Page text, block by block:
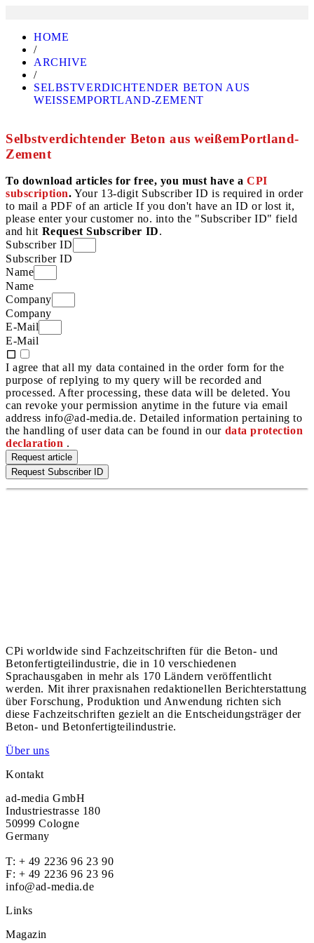
HOME
/
ARCHIVE
/
SELBSTVERDICHTENDER BETON AUS
WEISSEMPORTLAND-ZEMENT
Selbstverdichtender Beton aus weißemPortland-
Zement
To download articles for free, you must have aCPI
subscription. Your 13-digit Subscriber ID is required in order
to mail a PDF of an article If you don't have an ID or lost it,
please enter your customer no. into the "Subscriber ID" field
and hit Request Subscriber ID.
Subscriber ID
Subscriber ID
Name
Name
Company
Company
E-Mail
E-Mail
I agree that all my data contained in the order form for the
purpose of replying to my query will be recorded and
processed. After processing, these data will be deleted. You
can revoke your permission anytime in the future via email
address info@ad-media.de. Detailed information pertaining to
the handling of user data can be found in our data protection
declaration .
Request article
Request Subscriber ID
CPi worldwide sind Fachzeitschriften für die Beton- und
Betonfertigteilindustrie, die in 10 verschiedenen
Sprachausgaben in mehr als 170 Ländern veröffentlicht
werden. Mit ihrer praxisnahen redaktionellen Berichterstattung
über Forschung, Produktion und Anwendung richten sich
diese Fachzeitschriften gezielt an die Entscheidungsträger der
Beton- und Betonfertigteilindustrie.
Über uns
Kontakt
ad-media GmbH
Industriestrasse 180
50999 Cologne
Germany
T: + 49 2236 96 23 90
F: + 49 2236 96 23 96
info@ad-media.de
Links
Magazin